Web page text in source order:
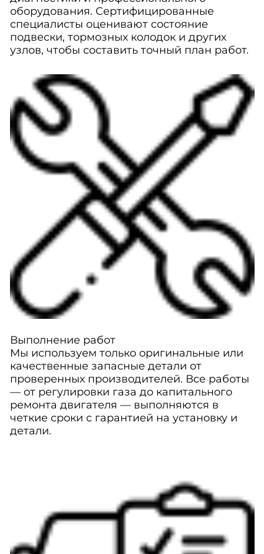
оборудования. Сертифицированные
специалисты оценивают состояние
подвески, тормозных колодок и других
узлов, чтобы составить точный план работ.
Выполнение работ
Мы используем только оригинальные или
качественные запасные детали от
проверенных производителей. Все работы
— от регулировки газа до капитального
ремонта двигателя — выполняются в
четкие сроки с гарантией на установку и
детали.